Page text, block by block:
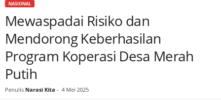
NASIONAL
Mewaspadai Risiko dan
Mendorong Keberhasilan
Program Koperasi Desa Merah
Putih
Penulis Narasi Kita - 4 Mei 2025